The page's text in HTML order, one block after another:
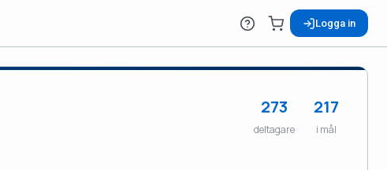
Logga in
273
deltagare
217
i mål